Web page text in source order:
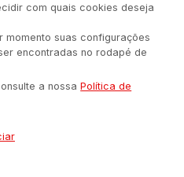
de Cookies Quem Somos
desta página em qualquer
ou impreso, sem autorização
Eireli.
EIRELI - CNPJ: 17.375.200/0001-
com quais cookies deseja
suas configurações
encontradas no rodapé de
a nossaPolítica de